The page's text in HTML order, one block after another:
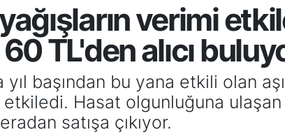
yağışların verimi
TL'den alıcı
yıl başından bu yana etkili olan
etkiledi. Hasat olgunluğuna
satışa çıkıyor.
Haritası
ve Fikstür